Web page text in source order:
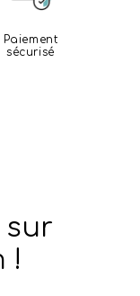
Paiement
sécurisé
sur
!